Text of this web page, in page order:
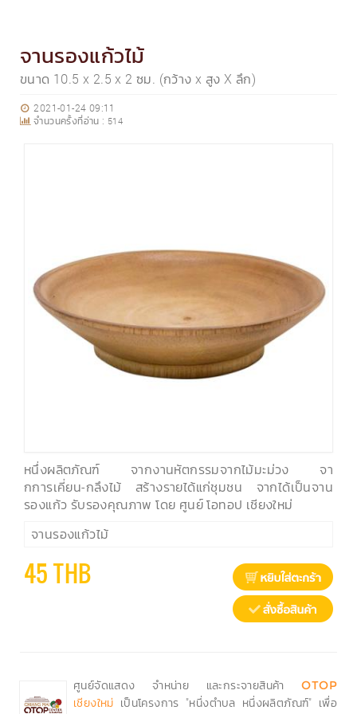
จานรองแก้วไม้
ขนาด 10.5 x 2.5 x 2 ซม. (กว้าง x สูง X ลึก)
2021-01-24 09:11
จำนวนครั้งที่อ่าน : 514
หนึ่งผลิตภัณฑ์ จากงานหัตกรรมจากไม้มะม่วง จา
กการเคี่ยน-กลึงไม้ สร้างรายได้แก่ชุมชน จากได้เป็นจาน
รองแก้ว รับรองคุณภาพ โดย ศูนย์ โอทอป เชียงใหม่
จานรองแก้วไม้
45 THB
ศูนย์จัดแสดง จำหน่าย และกระจายสินค้าOTOP
เชียงใหม่ เป็นโครงการ "หนึ่งตำบล หนึ่งผลิตภัณฑ์" เพื่อ